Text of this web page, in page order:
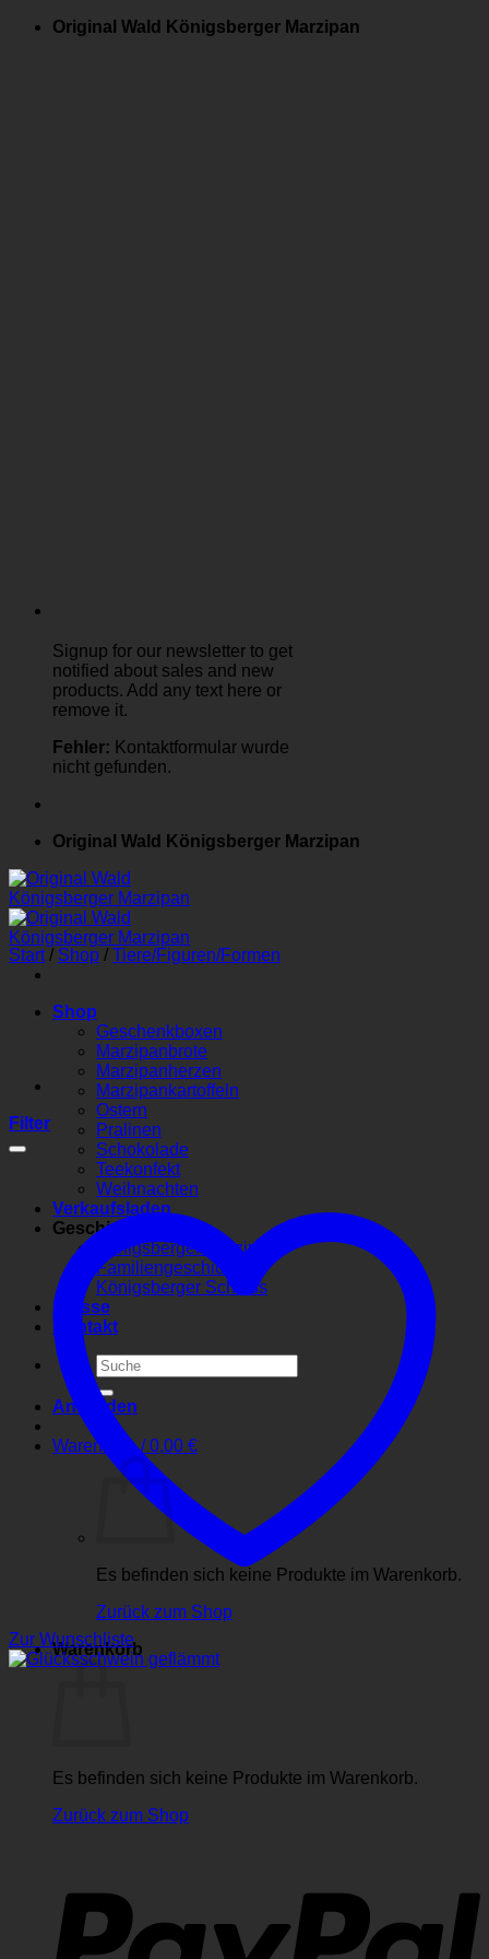
Zum
Original Wald Königsberger Marzipan
Signup for our newsletter to get
notified about sales and new
products. Add any text here or
remove it.
Fehler: Kontaktformular wurde
nicht gefunden.
Original Wald Königsberger Marzipan
Shop
Geschenkboxen
Marzipanbrote
Marzipanherzen
Marzipankartoffeln
Ostern
Pralinen
Schokolade
Teekonfekt
Weihnachten
Verkaufsladen
Geschichte
Königsberger Marzipan
Familiengeschichte
Königsberger Schloss
Presse
Kontakt
Suchen
nach:
Anmelden
Warenkorb /0,00 €
Es befinden sich keine Produkte im Warenkorb.
Zurück zum Shop
Warenkorb
Es befinden sich keine Produkte im Warenkorb.
Zurück zum Shop
Start / Shop / Tiere/Figuren/Formen
Filter
Zur Wunschliste